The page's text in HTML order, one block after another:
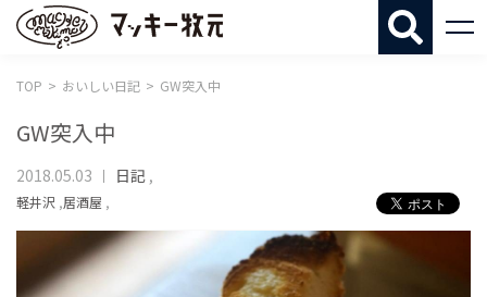
TOP おいしい日記 GW突入中
GW突入中
2018.05.03 日記 ,
軽井沢 ,居酒屋 ,